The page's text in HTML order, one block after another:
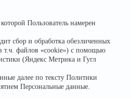
Пользователь намерен
сбор и обработка обезличенных
т.ч. файлов «cookie») с помощью
(Яндекс Метрика и Гугл
далее по тексту Политики
Персональные данные.